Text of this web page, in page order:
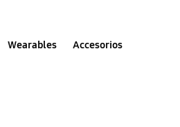
Wearables Accesorios